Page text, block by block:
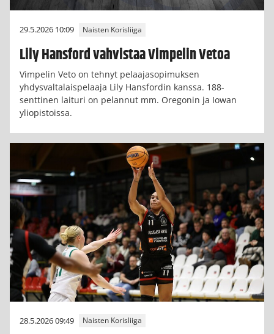
29.5.2026 10:09 Naisten Korisliiga
Lily Hansford vahvistaa Vimpelin Vetoa
Vimpelin Veto on tehnyt pelaajasopimuksen
yhdysvaltalaispelaaja Lily Hansfordin kanssa. 188-
senttinen laituri on pelannut mm. Oregonin ja Iowan
yliopistoissa.
28.5.2026 09:49 Naisten Korisliiga